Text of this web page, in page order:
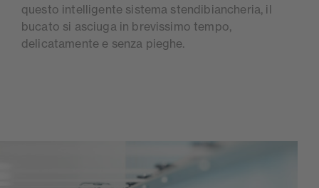
questo intelligente sistema stendibiancheria, il
bucato si asciuga in brevissimo tempo,
delicatamente e senza pieghe.